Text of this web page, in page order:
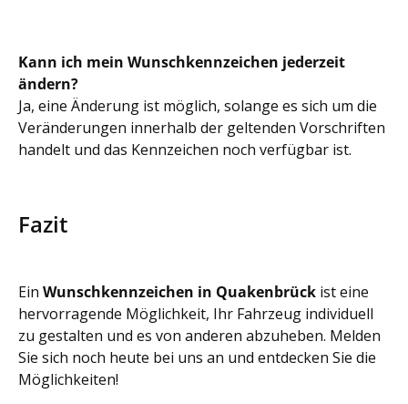
Kann ich mein Wunschkennzeichen jederzeit
ändern?
Ja, eine Änderung ist möglich, solange es sich um die
Veränderungen innerhalb der geltenden Vorschriften
handelt und das Kennzeichen noch verfügbar ist.
Fazit
Ein Wunschkennzeichen in Quakenbrück ist eine
hervorragende Möglichkeit, Ihr Fahrzeug individuell
zu gestalten und es von anderen abzuheben. Melden
Sie sich noch heute bei uns an und entdecken Sie die
Möglichkeiten!